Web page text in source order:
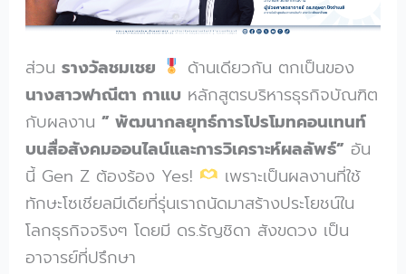
ส่วนรางวัลชมเชย
ด้านเดียวกัน ตกเป็นของ
นางสาวฟาณีตา กาแบ หลักสูตรบริหารธุรกิจบัณฑิต
กับผลงาน” พัฒนากลยุทธ์การโปรโมทคอนเทนท์
บนสื่อสังคมออนไลน์และการวิเคราะห์ผลลัพธ์” อัน
นี้ Gen Z ต้องร้อง Yes!
เพราะเป็นผลงานที่ใช้
ทักษะโซเชียลมีเดียที่รุ่นเราถนัดมาสร้างประโยชน์ใน
โลกธุรกิจจริงๆ โดยมี ดร.รัญชิดา สังขดวง เป็น
อาจารย์ที่ปรึกษา